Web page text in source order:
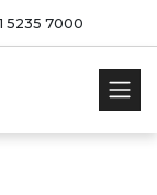
5235 7000